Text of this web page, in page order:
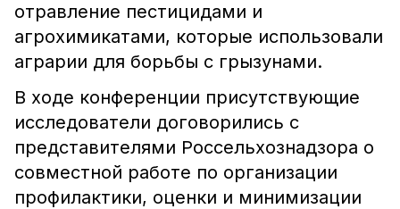
отравление пестицидами и
агрохимикатами, которые использовали
аграрии для борьбы с грызунами.
В ходе конференции присутствующие
исследователи договорились с
представителями Россельхознадзора о
совместной работе по организации
профилактики, оценки и минимизации